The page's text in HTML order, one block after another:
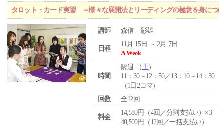
タロット・カード実習 ～様々な展開法とリーディングの極意を身につ
講師 森信 彰雄
日程
11月 15日 ～ 2月 7日
A Week
時間
隔週 （土）
11：30～12：50／13：10～14：30
（1日2コマ）
回数
全12回
料金
14,580円（4回／分割支払い）×3
40,500円（12回／一括支払い）